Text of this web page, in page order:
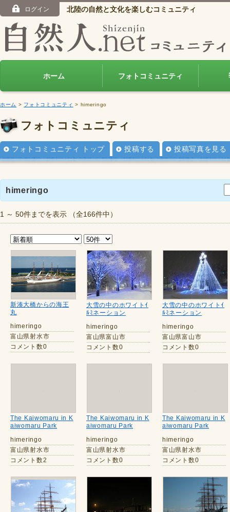
ログイン 北陸の自然と文化を楽しむコミュニティ
ホーム フォトコミュニティ
ホーム > フォトコミュニティ > himeringo
フォトコミュニティ
フォトコミュニティ トップ 投稿する 投稿写真を見る
himeringo
1 ～ 50件までを表示 （全166件中）
新湊大橋からの海王
丸
himeringo
富山県射水市
コメント数0
大雪の中のホワイトｲ
ﾙﾐネーション
himeringo
富山県富山市
コメント数0
大雪の中のホワイトｲ
ﾙﾐネーション
himeringo
富山県富山市
コメント数0
The Kaiwomaru in K
aiwomaru Park
himeringo
富山県射水市
コメント数2
The Kaiwomaru in K
aiwomaru Park
himeringo
富山県射水市
コメント数0
The Kaiwomaru in K
aiwomaru Park
himeringo
富山県射水市
コメント数0